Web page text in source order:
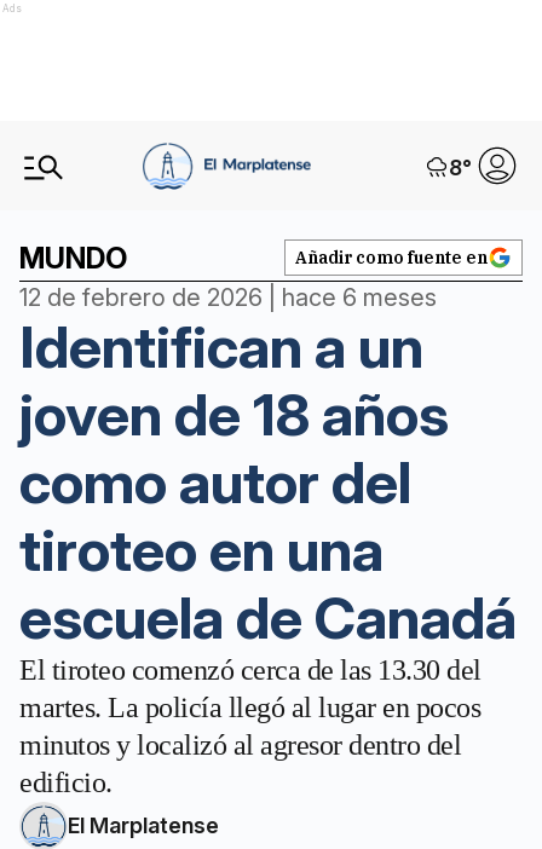
Ads
8°
MUNDO Añadir como fuente en
12 de febrero de 2026 | hace 6 meses
Identifican a un
joven de 18 años
como autor del
tiroteo en una
escuela de Canadá
El tiroteo comenzó cerca de las 13.30 del
martes. La policía llegó al lugar en pocos
minutos y localizó al agresor dentro del
edificio.
El Marplatense